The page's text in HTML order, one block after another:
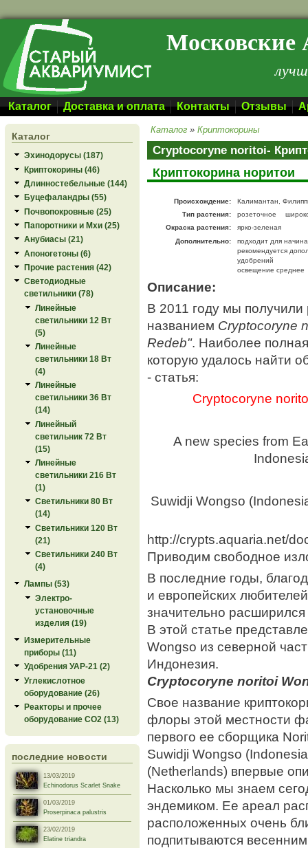
Перейти к основному содержанию Московские
Каталог Доставка и оплата Контакты Отзывы
Каталог
Эхинодорусы (187)
Криптокорины (46)
Длинностебельные (144)
Буцефаландры (55)
Почвопокровные (25)
Папоротники и Мхи (25)
Анубиасы (21)
Апоногетоны (6)
Прочие растения (42)
Светодиодные
светильники (78)
Линейные
светильники 12 Вт
(5)
Линейные
светильники 18 Вт
(4)
Линейные
светильники 36 Вт
(14)
Линейный
светильник 72 Вт
(15)
Линейные
светильники 216 Вт
(1)
Светильники 80 Вт
(14)
Светильники 120 Вт
(21)
Светильники 240 Вт
(4)
Лампы (53)
Электро-
установочные
изделия (19)
Измерительные
приборы (11)
Удобрения УАР-21 (2)
Углекислотное
оборудование (26)
Реакторы и прочее
оборудование СО2 (13)
последние новости
13/03/2019
Echinodorus Scarlet Snake
01/03/2019
Proserpinaca palustris
23/02/2019
Elatine triandra
Каталог »Криптокорины
Cryptocoryne noritoi-
Криптокорина норитои
Происхождение:
Калимантан,
Тип растения:
розеточное
Окраска растения:
ярко-зеленая
Дополнительно:
подходит для
рекомендуется
удобрений
освещение среднее
Описание:
В 2011 году мы получили
названием Cryptocoryne
Redeb". Наиболее
которую удалось найти
- статья:
Cryptocoryne
A new species from
Suwidji Wongso
http://crypts.aquaria.net/
Приводим свободное
В последние годы,
и европейских
значительно
В этой статье
Wongso из северной
Индонезия.
Cryptocoryne noritoi
Свое название
флоры этой местности
первого ее сборщика
Suwidji Wongso
(Netherlands) впервые
Насколько мы знаем
эндемиком. Ее ареал
расположенных очень
подпитываются